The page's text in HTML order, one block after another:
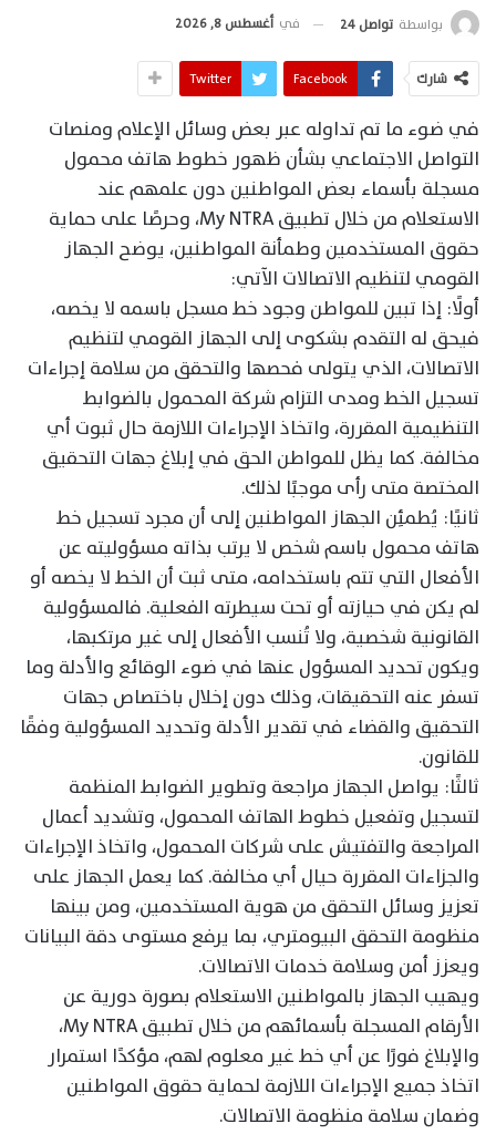
بواسطة تواصل 24 في أغسطس 8, 2026
شارك Facebook
Twitter
في ضوء ما تم تداوله عبر بعض وسائل الإعلام ومنصات
التواصل الاجتماعي بشأن ظهور خطوط هاتف محمول
مسجلة بأسماء بعض المواطنين دون علمهم عند
الاستعلام من خلال تطبيق My NTRA، وحرصًا على حماية
حقوق المستخدمين وطمأنة المواطنين، يوضح الجهاز
القومي لتنظيم الاتصالات الآتي:
أولًا: إذا تبين للمواطن وجود خط مسجل باسمه لا يخصه،
فيحق له التقدم بشكوى إلى الجهاز القومي لتنظيم
الاتصالات، الذي يتولى فحصها والتحقق من سلامة إجراءات
تسجيل الخط ومدى التزام شركة المحمول بالضوابط
التنظيمية المقررة، واتخاذ الإجراءات اللازمة حال ثبوت أي
مخالفة. كما يظل للمواطن الحق في إبلاغ جهات التحقيق
المختصة متى رأى موجبًا لذلك.
ثانيًا: يُطمئِن الجهاز المواطنين إلى أن مجرد تسجيل خط
هاتف محمول باسم شخص لا يرتب بذاته مسؤوليته عن
الأفعال التي تتم باستخدامه، متى ثبت أن الخط لا يخصه أو
لم يكن في حيازته أو تحت سيطرته الفعلية. فالمسؤولية
القانونية شخصية، ولا تُنسب الأفعال إلى غير مرتكبها،
ويكون تحديد المسؤول عنها في ضوء الوقائع والأدلة وما
تسفر عنه التحقيقات، وذلك دون إخلال باختصاص جهات
التحقيق والقضاء في تقدير الأدلة وتحديد المسؤولية وفقًا
للقانون.
ثالثًا: يواصل الجهاز مراجعة وتطوير الضوابط المنظمة
لتسجيل وتفعيل خطوط الهاتف المحمول، وتشديد أعمال
المراجعة والتفتيش على شركات المحمول، واتخاذ الإجراءات
والجزاءات المقررة حيال أي مخالفة. كما يعمل الجهاز على
تعزيز وسائل التحقق من هوية المستخدمين، ومن بينها
منظومة التحقق البيومتري، بما يرفع مستوى دقة البيانات
ويعزز أمن وسلامة خدمات الاتصالات.
ويهيب الجهاز بالمواطنين الاستعلام بصورة دورية عن
الأرقام المسجلة بأسمائهم من خلال تطبيق My NTRA،
والإبلاغ فورًا عن أي خط غير معلوم لهم، مؤكدًا استمرار
اتخاذ جميع الإجراءات اللازمة لحماية حقوق المواطنين
وضمان سلامة منظومة الاتصالات.